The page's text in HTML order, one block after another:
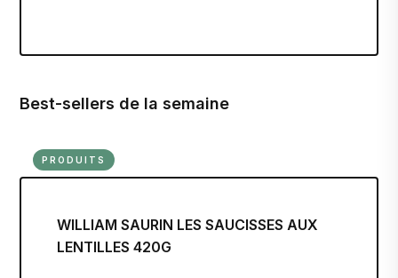
Best-sellers de la semaine
PRODUITS
WILLIAM SAURIN LES SAUCISSES AUX
LENTILLES 420G